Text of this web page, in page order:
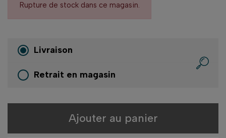
Rupture de stock dans ce magasin.
Livraison
Retrait en magasin
Ajouter au panier